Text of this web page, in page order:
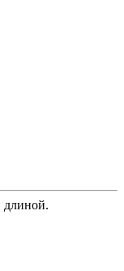
длиной.